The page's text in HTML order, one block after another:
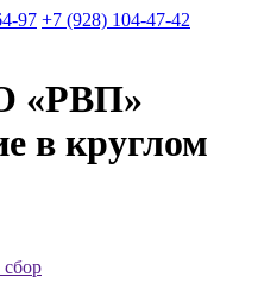
97 +7 (928) 104-47-42
«РВП»
в круглом